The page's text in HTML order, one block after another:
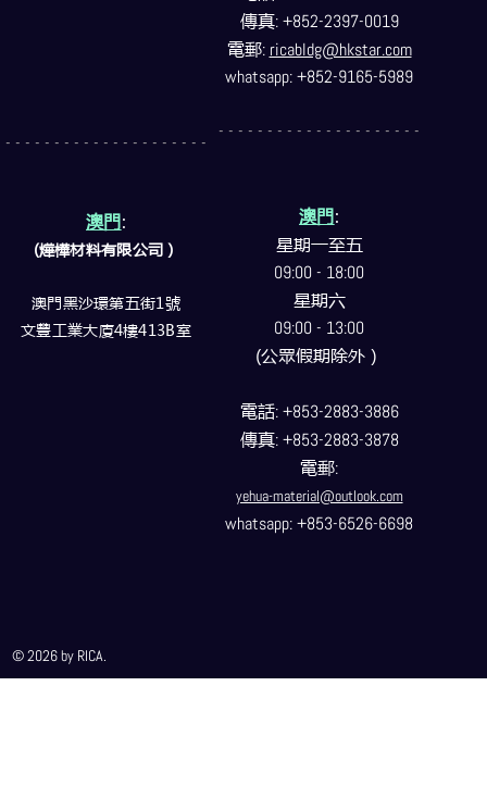
- - - - - - - - - - - - - - - - - - - - -
澳門:
(燁樺材料有限公司）
澳門黑沙環第五街1號
文豐工業大廈4樓413B室
傳真: +852-2397-0019
電郵: ricabldg@hkstar.com
whatsapp: +852-9165-5989
- - - - - - - - - - - - - - - - - - - - -
澳門:
星期一至五
09:00 - 18:00
星期六
09:00 - 13:00
(公眾假期除外）
電話: +853-2883-3886
傳真: +853-2883-3878
電郵:
yehua-material@outlook.com
whatsapp: +853-6526-6698
© 2026 by RICA.